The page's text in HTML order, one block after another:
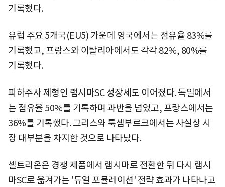
기록했다.
유럽 주요 5개국(EU5) 가운데 영국에서는 점유율 83%를
기록했고, 프랑스와 이탈리아에서도 각각 82%, 80%를
기록했다.
피하주사 제형인 램시마SC 성장세도 이어졌다. 독일에서
는 점유율 50%를 기록하며 과반을 넘었고, 프랑스에서는
36%를 기록했다. 그리스와 룩셈부르크에서는 사실상 시
장 대부분을 차지한 것으로 나타났다.
셀트리온은 경쟁 제품에서 램시마로 전환한 뒤 다시 램시
마SC로 옮겨가는 '듀얼 포뮬레이션' 전략 효과가 나타나고